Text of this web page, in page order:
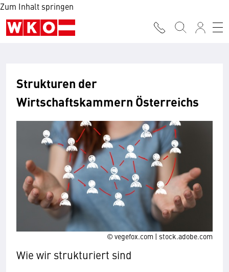
Zum Inhalt springen
© vegefox.com | stock.adobe.com
Strukturen der
Wirtschaftskammern Österreichs
Wie wir strukturiert sind